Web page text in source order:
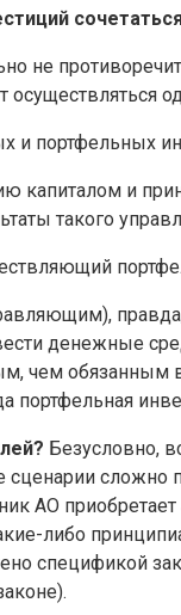
не
и портфельных
капиталом и
такого
денежные
обязанным в
портфельная
Безусловно,
сложно
АО
либо
спецификой